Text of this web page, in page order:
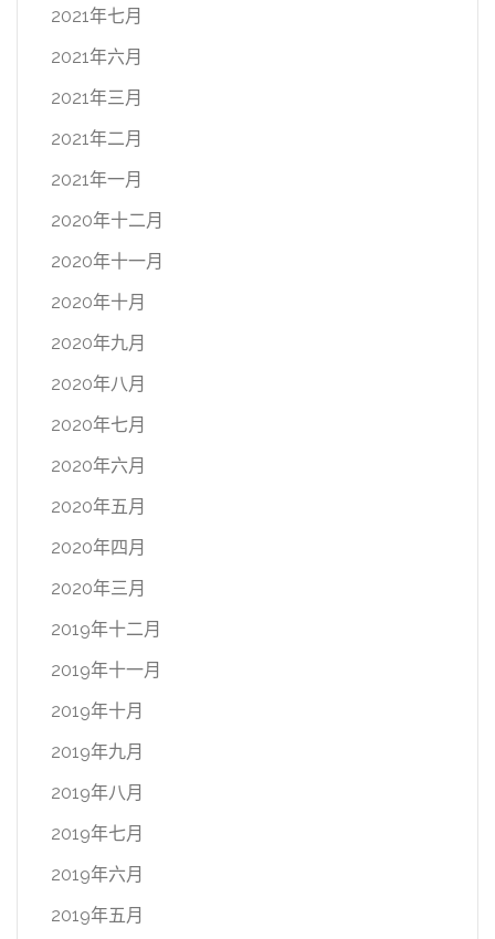
2021年七月
2021年六月
2021年三月
2021年二月
2021年一月
2020年十二月
2020年十一月
2020年十月
2020年九月
2020年八月
2020年七月
2020年六月
2020年五月
2020年四月
2020年三月
2019年十二月
2019年十一月
2019年十月
2019年九月
2019年八月
2019年七月
2019年六月
2019年五月